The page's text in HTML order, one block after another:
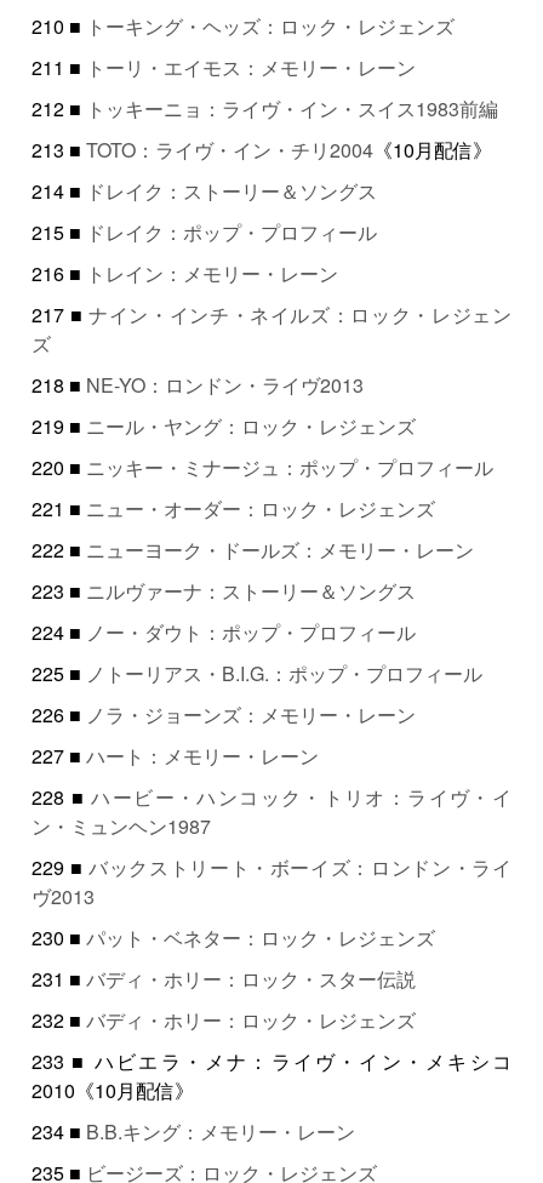
210 ■ トーキング・ヘッズ：ロック・レジェンズ
211 ■ トーリ・エイモス：メモリー・レーン
212 ■ トッキーニョ：ライヴ・イン・スイス1983前編
213 ■TOTO：ライヴ・イン・チリ2004 《10月配信》
214 ■ ドレイク：ストーリー＆ソングス
215 ■ ドレイク：ポップ・プロフィール
216 ■ トレイン：メモリー・レーン
217 ■ナイン・インチ・ネイルズ：ロック・レジェン
ズ
218 ■ NE-YO：ロンドン・ライヴ2013
219 ■ ニール・ヤング：ロック・レジェンズ
220 ■ ニッキー・ミナージュ：ポップ・プロフィール
221 ■ ニュー・オーダー：ロック・レジェンズ
222 ■ ニューヨーク・ドールズ：メモリー・レーン
223 ■ ニルヴァーナ：ストーリー＆ソングス
224 ■ ノー・ダウト：ポップ・プロフィール
225 ■ ノトーリアス・B.I.G.：ポップ・プロフィール
226 ■ ノラ・ジョーンズ：メモリー・レーン
227 ■ハート：メモリー・レーン
228 ■ハービー・ハンコック・トリオ：ライヴ・イ
ン・ミュンヘン1987
229 ■バックストリート・ボーイズ：ロンドン・ライ
ヴ2013
230 ■パット・ベネター：ロック・レジェンズ
231 ■バディ・ホリー：ロック・スター伝説
232 ■バディ・ホリー：ロック・レジェンズ
233 ■ ハビエラ・メナ：ライヴ・イン・メキシコ
2010《10月配信》
234 ■ B.B.キング：メモリー・レーン
235 ■ ビージーズ：ロック・レジェンズ